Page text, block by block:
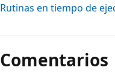
Rutinas en tiempo de
Comentarios